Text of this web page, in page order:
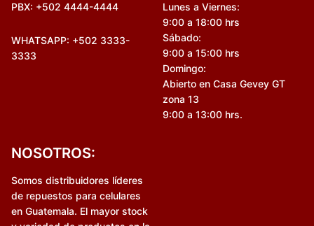
PBX: +502 4444-4444
WHATSAPP: +502 3333-
3333
Lunes a Viernes:
9:00 a 18:00 hrs
Sábado:
9:00 a 15:00 hrs
Domingo:
Abierto en Casa Gevey GT
zona 13
9:00 a 13:00 hrs.
NOSOTROS:
Somos distribuidores líderes
de repuestos para celulares
en Guatemala. El mayor stock